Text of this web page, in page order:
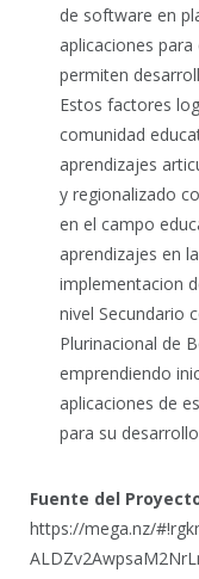
de software en
aplicaciones
permiten
Estos factores
comunidad
aprendizajes
y regionalizado
en el campo
aprendizajes en
implementacion
nivel Secundario
Plurinacional de
emprendiendo
aplicaciones de
para su
Fuente del
https://mega.nz/